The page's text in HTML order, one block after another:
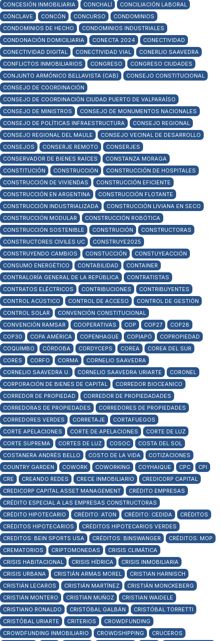
CONCESIÓN INMOBILIARIA
CONCHALÍ
CONCILIACIÓN LABORAL
CÓNCLAVE
CONCÓN CONCURSO
CONDOMINIOS
CONDOMINIOS DE HECHO
CONDOMINIOS INDUSTRIALES
CONDONACIÓN DOMICILIARIA
CONECTA 2024
CONECTIVIDAD
CONECTIVIDAD DIGITAL
CONECTIVIDAD VIAL
CONERLIO SAAVEDRA
CONFLICTOS INMOBILIARIOS
CONGRESO
CONGRESO CIUDADES
CONJUNTO ARMÓNICO BELLAVISTA (CAB)
CONSEJO CONSTITUCIONAL
CONSEJO DE COORDINACIÓN
CONSEJO DE COORDINACIÓN CIUDAD PUERTO DE VALPARAÍSO
CONSEJO DE MINISTROS
CONSEJO DE MONUMENTOS NACIONALES
CONSEJO DE POLÍTICAS INFRAESTRUCTURA
CONSEJO REGIONAL
CONSEJO REGIONAL DEL MAULE
CONSEJO VECINAL DE DESARROLLO
CONSEJOS
CONSERJE REMOTO
CONSERJES
CONSERVADOR DE BIENES RAÍCES
CONSTANZA MORAGA
CONSTITUCIÓN
CONSTRUCCIÓN
CONSTRUCCIÓN DE HOSPITALES
CONSTRUCCIÓN DE VIVIENDAS
CONSTRUCCIÓN EFICIENTE
CONSTRUCCIÓN EN ARGENTINA
CONSTRUCCIÓN FLOTANTE
CONSTRUCCIÓN INDUSTRIALIZADA
CONSTRUCCIÓN LIVIANA EN SECO
CONSTRUCCIÓN MODULAR
CONSTRUCCIÓN ROBÓTICA
CONSTRUCCIÓN SOSTENIBLE
CONSTRUCIÓN
CONSTRUCTORAS
CONSTRUCTORES CIVILES UC
CONSTRUYE2025
CONSTRUYENDO CAMBIOS
CONSTUCCIÓN
CONSTUYEACCIÓN
CONSUMO ENERGÉTICO
CONTABILIDAD
CONTAINER
CONTRALORÍA GENERAL DE LA REPÚBLICA
CONTRATISTAS
CONTRATOS ELÉCTRICOS
CONTRIBUCIONES
CONTRIBUYENTES
CONTROL ACÚSTICO
CONTROL DE ACCESO
CONTROL DE GESTIÓN
CONTROL SOLAR
CONVENCIÓN CONSTITUCIONAL
CONVENCIÓN RAMSAR
COOPERATIVAS COP COP27
COP28
COP30
COPA AMÉRICA COPENHAGUE COPIAPÓ
COPROPIEDAD
COQUIMBO
CÓRDOBA CORDYCEPS COREA
COREA DEL SUR
CORES
CORFO CORMA
CORNELIO SAAVEDRA
CORNELIO SAAVEDRA U.
CORNELIO SAAVEDRA URIARTE
CORONEL
CORPORACIÓN DE BIENES DE CAPITAL
CORREDOR BIOCEANICO
CORREDOR DE PROPIEDAD
CORREDOR DE PROPIEDADADES
CORREDORAS DE PROPIEDADES
CORREDORES DE PROPIEDADES
CORREDORES VERDES
CORRETAJE
CORTAFUEGOS
CORTE APELACIONES
CORTE DE APELACIONES
CORTE DE LUZ
CORTE SUPREMA
CORTES DE LUZ COSOC
COSTA DEL SOL
COSTANERA ANDRÉS BELLO
COSTO DE LA VIDA
COTIZACIONES
COUNTRY GARDEN
COWORK COWORKING COYHAIQUE CPC
CPI
CRE
CREANDO REDES CRECE INMOBILIARIO
CREDICORP CAPITAL
CREDICORP CAPITAL ASSET MANAGEMENT
CRÉDITO EMPRESAS
CRÉDITO ESPECIAL A LAS EMPRESAS CONSTRUCTORAS
CRÉDITO HIPOTECARIO
CRÉDITO: ATON CRÉDITO: CEDIDA
CRÉDITOS
CRÉDITOS HIPOTECARIOS
CRÉDITOS HIPOTECARIOS VERDES
CREDITOS: BEIN SPORTS USA
CRÉDITOS: BINSWANGER
CRÉDITOS: MOP
CREMATORIOS
CRIPTOMONEDAS
CRISIS CLIMÁTICA
CRISIS HABITACIONAL
CRISIS HÍDRICA
CRISIS INMOBILIARIA
CRISIS URBANA
CRISTIÁN ARMAS MOREL
CRISTIAN HARNISCH
CRISTIÁN LECAROS
CRISTIÁN MARTÍNEZ
CRISTIÁN MONCKEBERG
CRISTIÁN MONTERO
CRISTIAN MUÑOZ
CRISTIAN WAIDELE
CRISTIANO RONALDO
CRISTÓBAL GALBÁN
CRISTÓBAL TORRETTI
CRISTÓBAL URIARTE
CRITERIOS
CROWDFUNDING
CROWDFUNDING INMOBILIARIO
CROWDSHIPPING
CRUCEROS